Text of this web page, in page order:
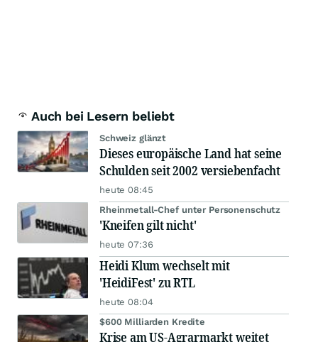
Auch bei Lesern beliebt
Schweiz glänzt
Dieses europäische Land hat seine
Schulden seit 2002 versiebenfacht
heute 08:45
Rheinmetall-Chef unter Personenschutz
'Kneifen gilt nicht'
heute 07:36
Heidi Klum wechselt mit
'HeidiFest' zu RTL
heute 08:04
$600 Milliarden Kredite
Krise am US-Agrarmarkt weitet